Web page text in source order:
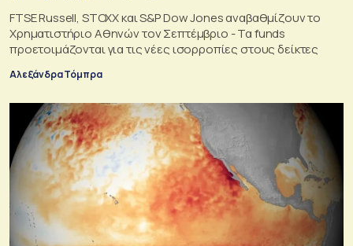
FTSE Russell, STOXX και S&P Dow Jones αναβαθμίζουν το
Χρηματιστήριο Αθηνών τον Σεπτέμβριο - Τα funds
προετοιμάζονται για τις νέες ισορροπίες στους δείκτες
Αλεξάνδρα Τόμπρα